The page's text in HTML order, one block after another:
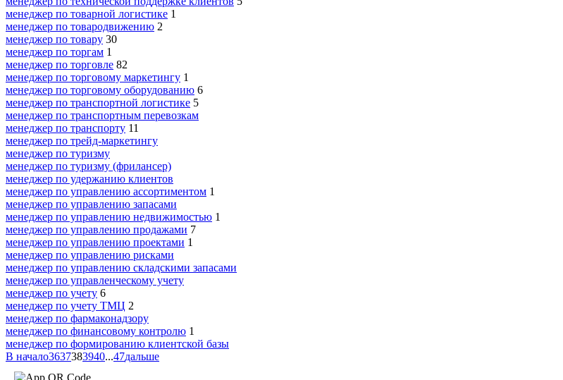
менеджер по товарной логистике 1
менеджер по товародвижению 2
менеджер по товару 30
менеджер по торгам 1
менеджер по торговле 82
менеджер по торговому маркетингу 1
менеджер по торговому оборудованию 6
менеджер по транспортной логистике 5
менеджер по транспортным перевозкам
менеджер по транспорту 11
менеджер по трейд-маркетингу
менеджер по туризму
менеджер по туризму (фрилансер)
менеджер по удержанию клиентов
менеджер по управлению ассортиментом 1
менеджер по управлению запасами
менеджер по управлению недвижимостью 1
менеджер по управлению продажами 7
менеджер по управлению проектами 1
менеджер по управлению рисками
менеджер по управлению складскими запасами
менеджер по управленческому учету
менеджер по учету 6
менеджер по учету ТМЦ 2
менеджер по фармаконадзору
менеджер по финансовому контролю 1
менеджер по формированию клиентской базы
В начало3637383940...47дальше